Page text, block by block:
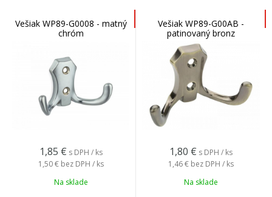
Vešiak WP89-G0008 - matný
chróm
1,85 € s DPH / ks
1,50 € bez DPH / ks
Na sklade
Vešiak WP89-G00AB -
patinovaný bronz
1,80 € s DPH / ks
1,46 € bez DPH / ks
Na sklade